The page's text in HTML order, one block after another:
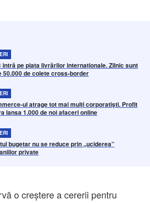
intră pe piața livrărilor internaționale. Zilnic sunt
50.000 de colete cross-border
ul atrage tot mai mulți corporatiști. Profit
lansa 1.000 de noi afaceri online
bugetar nu se reduce prin ,,uciderea”
private
o creștere a cererii pentru